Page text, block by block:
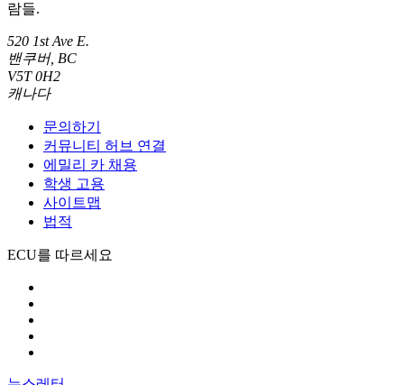
람들.
520 1st Ave E.
밴쿠버, BC
V5T 0H2
캐나다
문의하기
커뮤니티 허브 연결
에밀리 카 채용
학생 고용
사이트맵
법적
ECU를 따르세요